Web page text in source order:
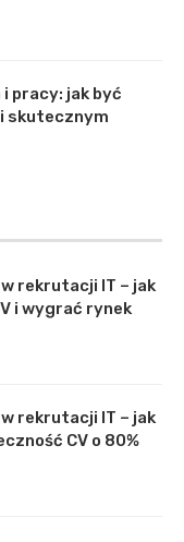
pracy: jak być
skutecznym
rekrutacji IT – jak
i wygrać rynek
rekrutacji IT – jak
CV o 80%